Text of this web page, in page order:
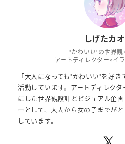
しげたカ
"かわいい"の世界観
アートディレクター×イ
「大人になっても"かわいい"を好
活動しています。 アートディレク
にした世界観設計とビジュアル企画
ーとして、大人から女の子までが
しています。